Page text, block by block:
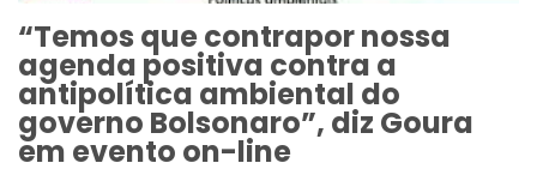
“Temos que contrapor nossa
agenda positiva contra a
antipolítica ambiental do
governo Bolsonaro”, diz Goura
em evento on-line